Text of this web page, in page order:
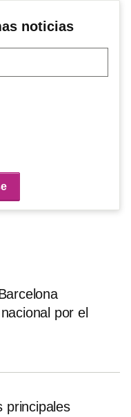
noticias
por el
principales